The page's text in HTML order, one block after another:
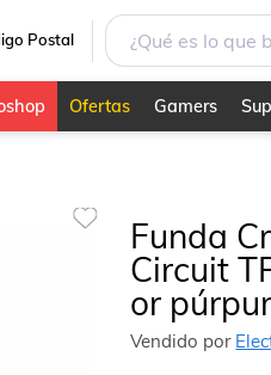
Postal
Ofertas Gamers
Funda
Circuit
or
Vendido por
or púrpura